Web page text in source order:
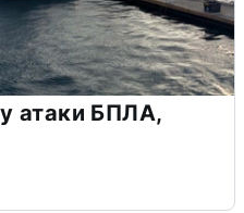
атаки БПЛА,